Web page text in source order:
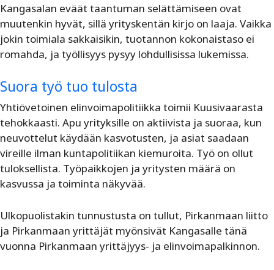
Kangasalan eväät taantuman selättämiseen ovat
muutenkin hyvät, sillä yrityskentän kirjo on laaja. Vaikka
jokin toimiala sakkaisikin, tuotannon kokonaistaso ei
romahda, ja työllisyys pysyy lohdullisissa lukemissa.
Suora työ tuo tulosta
Yhtiövetoinen elinvoimapolitiikka toimii Kuusivaarasta
tehokkaasti. Apu yrityksille on aktiivista ja suoraa, kun
neuvottelut käydään kasvotusten, ja asiat saadaan
vireille ilman kuntapolitiikan kiemuroita. Työ on ollut
tuloksellista. Työpaikkojen ja yritysten määrä on
kasvussa ja toiminta näkyvää.
Ulkopuolistakin tunnustusta on tullut, Pirkanmaan liitto
ja Pirkanmaan yrittäjät myönsivät Kangasalle tänä
vuonna Pirkanmaan yrittäjyys- ja elinvoimapalkinnon.